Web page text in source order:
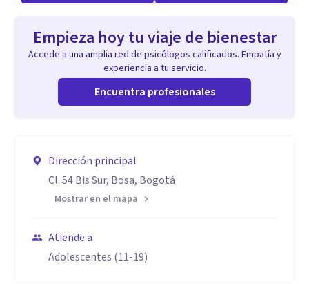
Empieza hoy tu viaje de bienestar
Accede a una amplia red de psicólogos calificados. Empatía y
experiencia a tu servicio.
Encuentra profesionales
Dirección principal
Cl. 54 Bis Sur, Bosa, Bogotá
Mostrar en el mapa
Atiende a
Adolescentes (11-19)